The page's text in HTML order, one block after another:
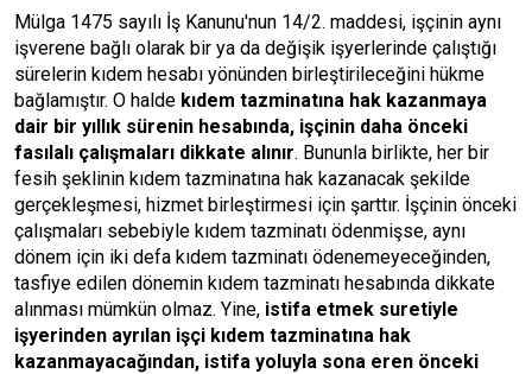
Mülga 1475 sayılı İş Kanunu'nun 14/2. maddesi, işçinin aynı
işverene bağlı olarak bir ya da değişik işyerlerinde çalıştığı
sürelerin kıdem hesabı yönünden birleştirileceğini hükme
bağlamıştır. O halde kıdem tazminatına hak kazanmaya
dair bir yıllık sürenin hesabında, işçinin daha önceki
fasılalı çalışmaları dikkate alınır. Bununla birlikte, her bir
fesih şeklinin kıdem tazminatına hak kazanacak şekilde
gerçekleşmesi, hizmet birleştirmesi için şarttır. İşçinin önceki
çalışmaları sebebiyle kıdem tazminatı ödenmişse, aynı
dönem için iki defa kıdem tazminatı ödenemeyeceğinden,
tasfiye edilen dönemin kıdem tazminatı hesabında dikkate
alınması mümkün olmaz. Yine, istifa etmek suretiyle
işyerinden ayrılan işçi kıdem tazminatına hak
kazanmayacağından, istifa yoluyla sona eren önceki